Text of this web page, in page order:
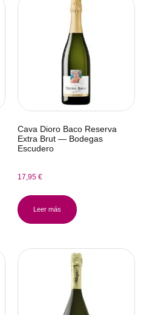
Cava Dioro Baco Reserva
Extra Brut — Bodegas
Escudero
17,95 €
Leer más